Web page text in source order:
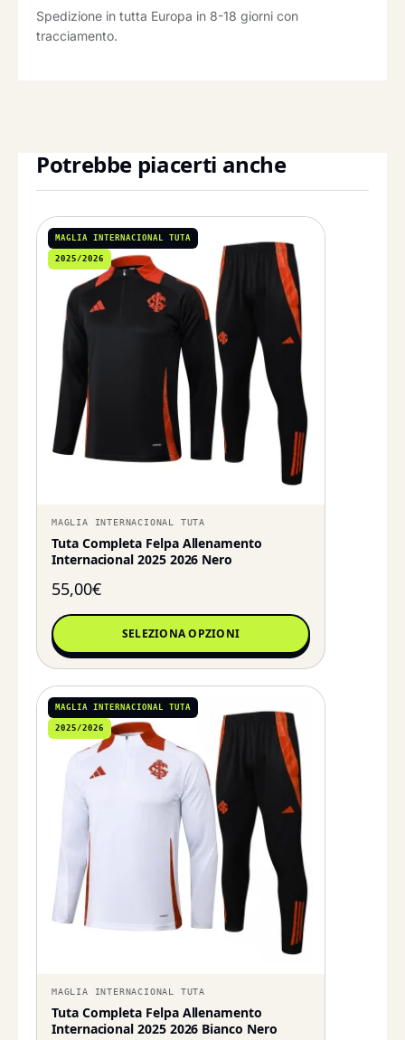
Spedizione in tutta Europa in 8-18 giorni con
tracciamento.
Potrebbe piacerti anche
MAGLIA INTERNACIONAL TUTA
2025/2026
MAGLIA INTERNACIONAL TUTA
Tuta Completa Felpa Allenamento
Internacional 2025 2026 Nero
55,00€
SELEZIONA OPZIONI
MAGLIA INTERNACIONAL TUTA
2025/2026
MAGLIA INTERNACIONAL TUTA
Tuta Completa Felpa Allenamento
Internacional 2025 2026 Bianco Nero